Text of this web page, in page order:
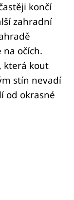
končí
zahradní
očích.
která kout
stín nevadí
od okrasné